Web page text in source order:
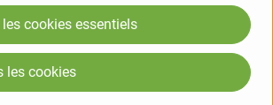
de fruits.
10 minutes à la casserole pour un coulis.
une compote ?
cerises rendent trop d’eau à la cuisson,
cookies essentiels
les cookies